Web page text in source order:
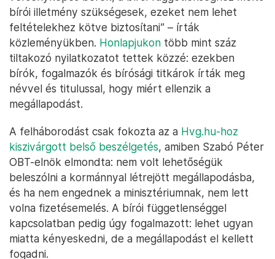
bírói illetmény szükségesek, ezeket nem lehet
feltételekhez kötve biztosítani” – írták
közleményükben. Honlapjukon több mint száz
tiltakozó nyilatkozatot tettek közzé: ezekben
bírók, fogalmazók és bírósági titkárok írták meg
névvel és titulussal, hogy miért ellenzik a
megállapodást.
A felháborodást csak fokozta az a Hvg.hu-hoz
kiszivárgott belső beszélgetés, amiben Szabó Péter
OBT-elnök elmondta: nem volt lehetőségük
beleszólni a kormánnyal létrejött megállapodásba,
és ha nem engednek a minisztériumnak, nem lett
volna fizetésemelés. A bírói függetlenséggel
kapcsolatban pedig úgy fogalmazott: lehet ugyan
miatta kényeskedni, de a megállapodást el kellett
fogadni.